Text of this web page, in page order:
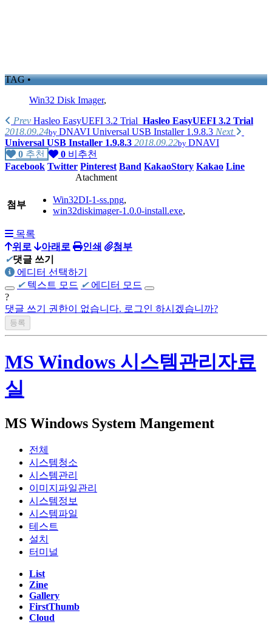
TAG •
Win32 Disk Imager,
Prev Hasleo EasyUEFI 3.2 Trial Hasleo EasyUEFI 3.2 Trial
2018.09.24by DNAVI Universal USB Installer 1.9.8.3 Next
Universal USB Installer 1.9.8.3 2018.09.22by DNAVI
0 추천 0 비추천
Facebook Twitter Pinterest Band KakaoStory Kakao Line
Atachment
첨부 Win32DI-1-ss.png,
win32diskimager-1.0.0-install.exe,
목록
위로
아래로 인쇄
첨부
✔댓글 쓰기
에디터 선택하기
✔ 텍스트 모드 ✔ 에디터 모드
?
댓글 쓰기 권한이 없습니다. 로그인 하시겠습니까?
MS Windows 시스템관리자료
실
MS Windows System Mangement
전체
시스템청소
시스템관리
이미지파일관리
시스템정보
시스템파일
테스트
설치
터미널
List
Zine
Gallery
FirstThumb
Cloud